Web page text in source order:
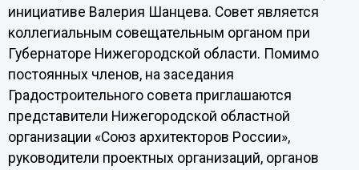
инициативе Валерия Шанцева. Совет является
коллегиальным совещательным органом при
Губернаторе Нижегородской области. Помимо
постоянных членов, на заседания
Градостроительного совета приглашаются
представители Нижегородской областной
организации «Союз архитекторов России»,
руководители проектных организаций, органов